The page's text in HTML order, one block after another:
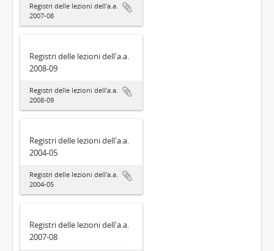
Registri delle lezioni dell'a.a.
2007-08
Registri delle lezioni dell'a.a.
2008-09
Registri delle lezioni dell'a.a.
2008-09
Registri delle lezioni dell'a.a.
2004-05
Registri delle lezioni dell'a.a.
2004-05
Registri delle lezioni dell'a.a.
2007-08